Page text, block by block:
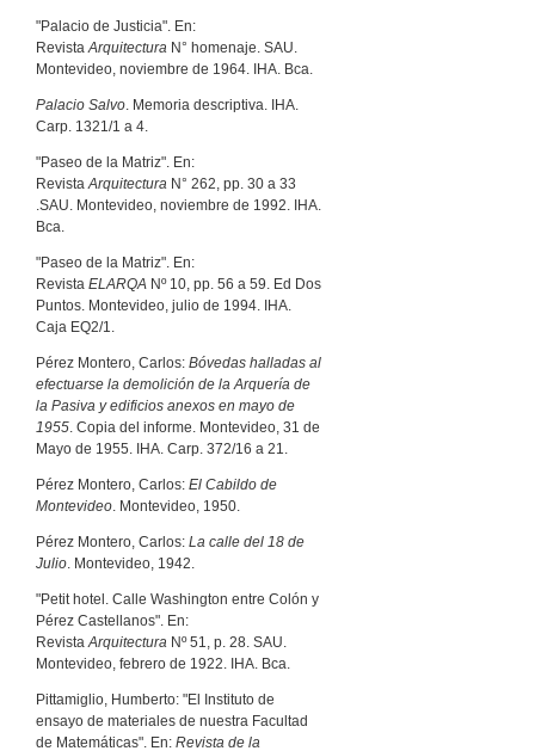
"Palacio de Justicia". En:
RevistaArquitectura N° homenaje. SAU.
Montevideo, noviembre de 1964. IHA. Bca.
Palacio Salvo. Memoria descriptiva. IHA.
Carp. 1321/1 a 4.
"Paseo de la Matriz". En:
RevistaArquitectura N° 262, pp. 30 a 33
.SAU. Montevideo, noviembre de 1992. IHA.
Bca.
"Paseo de la Matriz". En:
Revista ELARQA Nº 10, pp. 56 a 59. Ed Dos
Puntos. Montevideo, julio de 1994. IHA.
Caja EQ2/1.
Pérez Montero, Carlos: Bóvedas halladas al
efectuarse la demolición de la Arquería de
la Pasiva y edificios anexos en mayo de
1955. Copia del informe. Montevideo, 31 de
Mayo de 1955. IHA. Carp. 372/16 a 21.
Pérez Montero, Carlos: El Cabildo de
Montevideo. Montevideo, 1950.
Pérez Montero, Carlos: La calle del 18 de
Julio. Montevideo, 1942.
"Petit hotel. Calle Washington entre Colón y
Pérez Castellanos". En:
RevistaArquitectura Nº 51, p. 28. SAU.
Montevideo, febrero de 1922. IHA. Bca.
Pittamiglio, Humberto: "El Instituto de
ensayo de materiales de nuestra Facultad
de Matemáticas". En: Revista de la